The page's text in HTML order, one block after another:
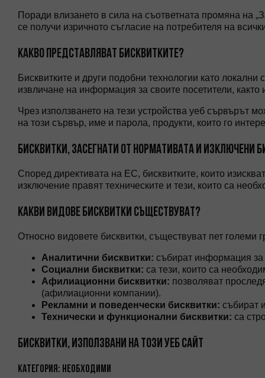
Поради влизането в сила на съответната промяна на
се получи изричното съгласие на потребителя на
КАКВО ПРЕДСТАВЛЯВАТ БИСКВИТКИТЕ?
Бисквитките и други подобни технологии като
извличане на информация за своите посетители,
Чрез използването на тези устройства уеб сървърът
на този сървър, име и парола, продукти, които го
БИСКВИТКИ, ЗАСЕГНАТИ ОТ НОРМАТИВАТА И ИЗКЛЮЧЕНИ
Според директивата на ЕС, бисквитките, които
изключение правят техническите и тези, които са
КАКВИ ВИДОВЕ БИСКВИТКИ СЪЩЕСТВУВАТ?
Относно видовете бисквитки, съществуват пет големи
Аналитични бисквитки: събират информация за
Социални бисквитки: са тези, които са
Афилиационни бисквитки: позволяват
(афилиационни компании).
Рекламни и поведенчески бисквитки: събират
Технически и функционални бисквитки: са
БИСКВИТКИ, ИЗПОЛЗВАНИ НА ТОЗИ УЕБ САЙТ
Категория: Необходими